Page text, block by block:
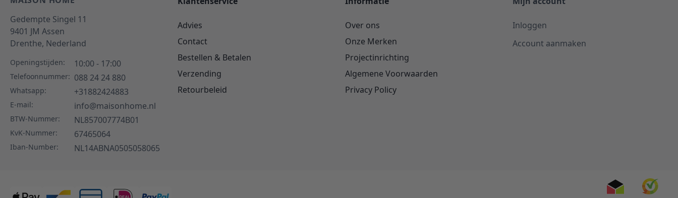
Gedempte Singel 11
9401 JM Assen
Drenthe, Nederland
Openingstijden: 10:00 - 17:00
Telefoonnummer: 088 24 24 880
Whatsapp: +31882424883
E-mail: info@maisonhome.nl
BTW-Nummer: NL857007774B01
KvK-Nummer: 67465064
Iban-Number: NL14ABNA0505058065
Advies
Contact
Bestellen & Betalen
Verzending
Retourbeleid
Over ons
Onze Merken
Projectinrichting
Algemene Voorwaarden
Privacy Policy
Inloggen
Account aanmaken